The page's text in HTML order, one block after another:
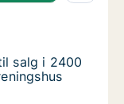
salg i 2400
København
salg i 2400
salg i 2400